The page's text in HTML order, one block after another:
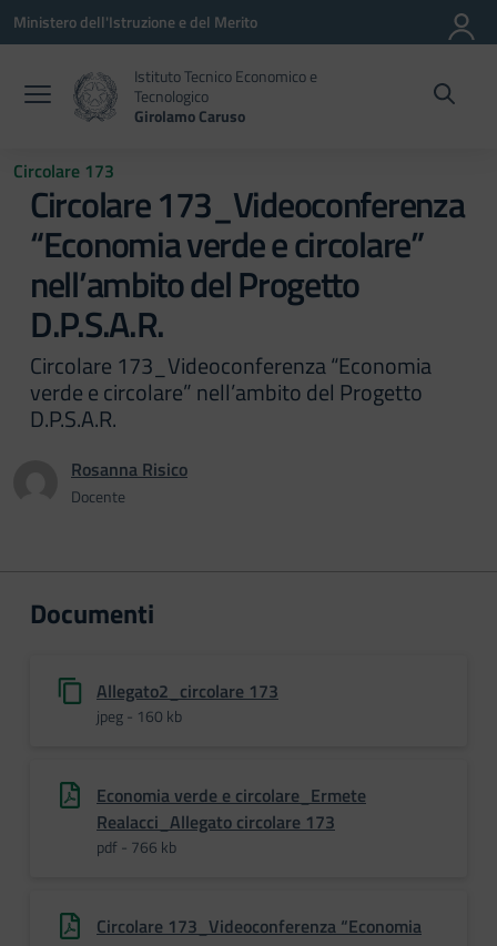
Vai ai contenuti
Vai al menu di navigazione
Vai al footer
Ministero dell'Istruzione e del Merito
Istituto Tecnico Economico e
Tecnologico
Girolamo Caruso
Circolare 173
Circolare 173_Videoconferenza
“Economia verde e circolare”
nell’ambito del Progetto
D.P.S.A.R.
Circolare 173_Videoconferenza “Economia
verde e circolare” nell’ambito del Progetto
D.P.S.A.R.
Rosanna Risico
Docente
Documenti
Allegato2_circolare 173
jpeg - 160 kb
Economia verde e circolare_Ermete
Realacci_Allegato circolare 173
pdf - 766 kb
Circolare 173_Videoconferenza “Economia